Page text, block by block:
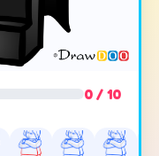
0 / 10